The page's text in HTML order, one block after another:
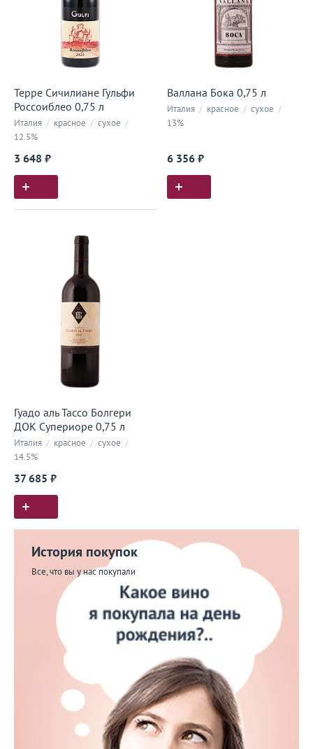
Терре Сичилиане Гульфи
Россоиблео 0,75 л
Италия / красное / сухое /
12.5%
3 648 ₽
Валлана Бока 0,75 л
Италия / красное / сухое /
13%
6 356 ₽
Гуадо аль Тассо Болгери
ДОК Супериоре 0,75 л
Италия / красное / сухое /
14.5%
37 685 ₽
История покупок
Все, что вы у нас покупали